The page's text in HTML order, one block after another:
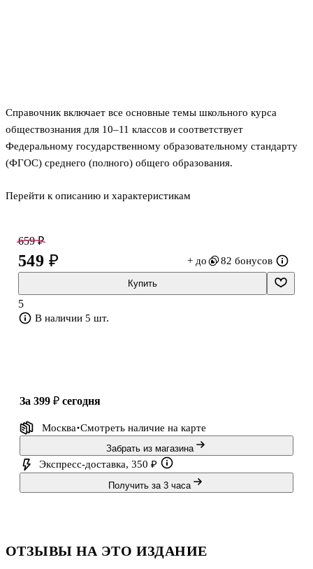
Справочник включает все основные темы школьного курса
обществознания для 10–11 классов и соответствует
Федеральному государственному образовательному стандарту
(ФГОС) среднего (полного) общего образования.
Теоретический материал представлен в краткой и наглядной
сути.
Книга окажет эффективную помощь при изучении новых и
повторении пройденных тем, а также при подготовке к единому
государственному экзамену.
Перейти к описанию и характеристикам
659 ₽
549 ₽ + до 82 бонусов
Купить
5
В наличии 5 шт.
за 399 ₽ сегодня
Москва Смотреть наличие на карте
Забрать из магазина
Экспресс-доставка, 350 ₽
Получить за 3 часа
ОТЗЫВЫ НА ЭТО ИЗДАНИЕ